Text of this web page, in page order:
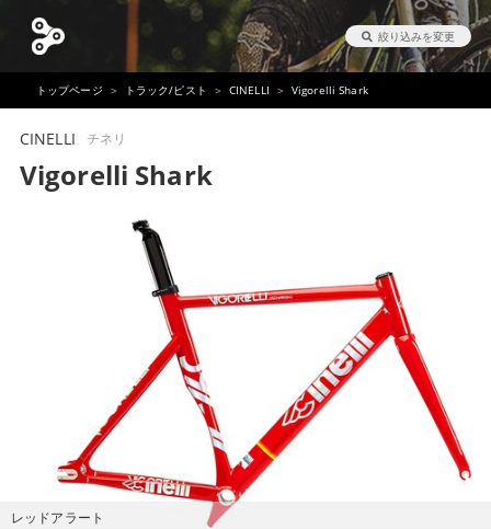
絞り込みを変更
トップページ トラック/ピスト CINELLI Vigorelli Shark
レッドアラート
CINELLI チネリ
Vigorelli Shark